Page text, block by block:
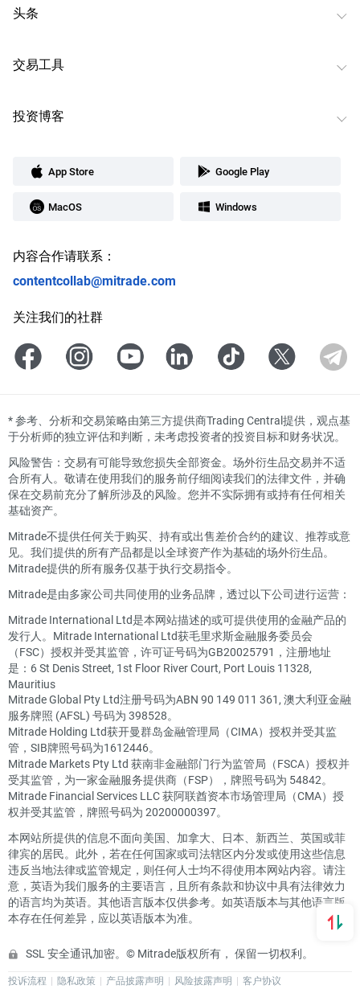
头条
交易工具
投资博客
App Store Google Play
MacOS Windows
内容合作请联系：
contentcollab@mitrade.com
关注我们的社群
*参考、分析和交易策略由第三方提供商Trading Central提供，观点基
于分析师的独立评估和判断，未考虑投资者的投资目标和财务状况。
风险警告：交易有可能导致您损失全部资金。场外衍生品交易并不适
合所有人。敬请在使用我们的服务前仔细阅读我们的法律文件，并确
保在交易前充分了解所涉及的风险。您并不实际拥有或持有任何相关
基础资产。
Mitrade不提供任何关于购买、持有或出售差价合约的建议、推荐或意
见。我们提供的所有产品都是以全球资产作为基础的场外衍生品。
Mitrade提供的所有服务仅基于执行交易指令。
Mitrade是由多家公司共同使用的业务品牌，透过以下公司进行运营：
Mitrade International Ltd是本网站描述的或可提供使用的金融产品的
发行人。Mitrade International Ltd获毛里求斯金融服务委员会
（FSC）授权并受其监管，许可证号码为GB20025791，注册地址
是：6 St Denis Street, 1st Floor River Court, Port Louis 11328,
Mauritius
Mitrade Global Pty Ltd注册号码为ABN 90 149 011 361, 澳大利亚金融
服务牌照 (AFSL) 号码为 398528。
Mitrade Holding Ltd获开曼群岛金融管理局（CIMA）授权并受其监
管，SIB牌照号码为1612446。
Mitrade Markets Pty Ltd 获南非金融部门行为监管局（FSCA）授权并
受其监管，为一家金融服务提供商（FSP），牌照号码为 54842。
Mitrade Financial Services LLC 获阿联酋资本市场管理局（CMA）授
权并受其监管，牌照号码为 20200000397。
本网站所提供的信息不面向美国、加拿大、日本、新西兰、英国或菲
律宾的居民。此外，若在任何国家或司法辖区内分发或使用这些信息
违反当地法律或监管规定，则任何人士均不得使用本网站内容。请注
意，英语为我们服务的主要语言，且所有条款和协议中具有法律效力
的语言均为英语。其他语言版本仅供参考。如英语版本与其他语言版
本存在任何差异，应以英语版本为准。
SSL 安全通讯加密。© Mitrade版权所有， 保留一切权利。
投诉流程 隐私政策 产品披露声明 风险披露声明 客户协议